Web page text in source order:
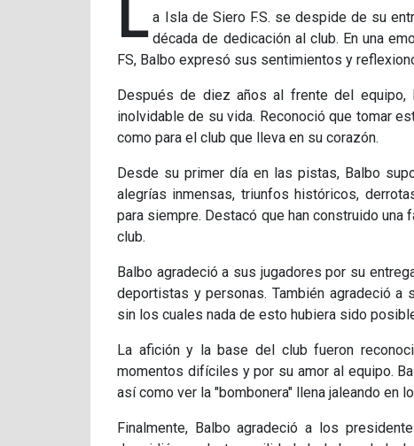
L a Isla de Siero F.S. se despide de su
década de dedicación al club. En una
FS, Balbo expresó sus sentimientos y
Después de diez años al frente del equipo,
inolvidable de su vida. Reconoció que tomar
como para el club que lleva en su corazón.
Desde su primer día en las pistas, Balbo
alegrías inmensas, triunfos históricos,
para siempre. Destacó que han construido
club.
Balbo agradeció a sus jugadores por su
deportistas y personas. También agradeció a
sin los cuales nada de esto hubiera sido
La afición y la base del club fueron
momentos difíciles y por su amor al equipo.
así como ver la "bombonera" llena jaleando en
Finalmente, Balbo agradeció a los